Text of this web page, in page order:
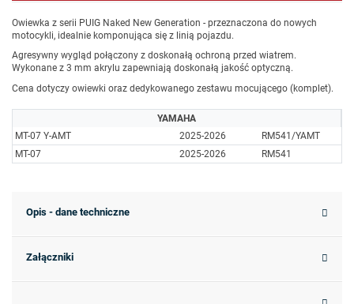
Owiewka z serii PUIG Naked New Generation - przeznaczona do nowych
motocykli, idealnie komponująca się z linią pojazdu.
Agresywny wygląd połączony z doskonałą ochroną przed wiatrem.
Wykonane z 3 mm akrylu zapewniają doskonałą jakość optyczną.
Cena dotyczy owiewki oraz dedykowanego zestawu mocującego (komplet).
YAMAHA
MT-07 Y-AMT
2025-2026
RM541/YAMT
MT-07
2025-2026 RM541
Opis - dane techniczne
Załączniki